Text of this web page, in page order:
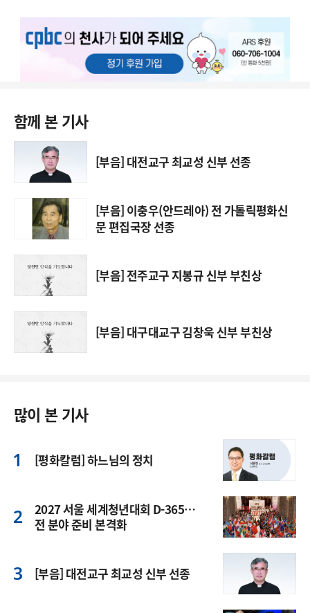
함께 본 기사
[부음] 대전교구 최교성 신부 선종
[부음] 이충우(안드레아) 전 가톨릭평화신
문 편집국장 선종
[부음] 전주교구 지봉규 신부 부친상
[부음] 대구대교구 김창욱 신부 부친상
많이 본 기사
[평화칼럼] 하느님의 정치
2027 서울 세계청년대회 D-365…
전 분야 준비 본격화
[부음] 대전교구 최교성 신부 선종